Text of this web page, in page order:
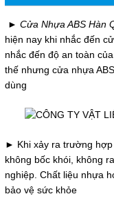
► Cửa Nhựa ABS Hàn
hiện nay khi nhắc đến
nhắc đến độ an toàn
thế nhưng cửa nhựa
dùng
► Khi xảy ra trường
không bốc khói, không
nghiệp. Chất liệu nhựa
bảo vệ sức khỏe